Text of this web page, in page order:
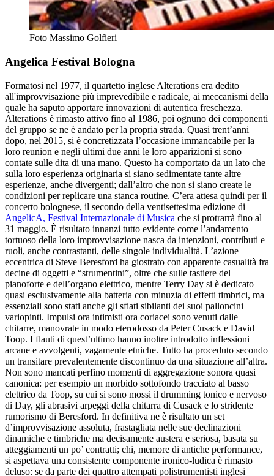
Foto Massimo Golfieri
Angelica Festival Bologna
Formatosi nel 1977, il quartetto inglese Alterations era dedito
all'improvvisazione più imprevedibile e radicale, ai meccanismi della
quale ha saputo apportare innovazioni di autentica freschezza.
Alterations è rimasto attivo fino al 1986, poi ognuno dei componenti
del gruppo se ne è andato per la propria strada. Quasi trent’anni
dopo, nel 2015, si è concretizzata l’occasione immancabile per la
loro reunion e negli ultimi due anni le loro apparizioni si sono
contate sulle dita di una mano. Questo ha comportato da un lato che
sulla loro esperienza originaria si siano sedimentate tante altre
esperienze, anche divergenti; dall’altro che non si siano create le
condizioni per replicare una stanca routine. C’era attesa quindi per il
concerto bolognese, il secondo della ventisettesima edizione di
AngelicA, Festival Internazionale di Musica che si protrarrà fino al
31 maggio. È risultato innanzi tutto evidente come l’andamento
tortuoso della loro improvvisazione nasca da intenzioni, contributi e
ruoli, anche contrastanti, delle singole individualità. L’azione
eccentrica di Steve Beresford ha giostrato con apparente casualità fra
decine di oggetti e “strumentini”, oltre che sulle tastiere del
pianoforte e dell’organo elettrico, mentre Terry Day si è dedicato
quasi esclusivamente alla batteria con minuzia di effetti timbrici, ma
essenziali sono stati anche gli sfiati sibilanti dei suoi palloncini
variopinti. Impulsi ora intimisti ora coriacei sono venuti dalle
chitarre, manovrate in modo eterodosso da Peter Cusack e David
Toop. I flauti di quest’ultimo hanno inoltre introdotto inflessioni
arcane e avvolgenti, vagamente etniche. Tutto ha proceduto secondo
un transitare prevalentemente discontinuo da una situazione all’altra.
Non sono mancati perfino momenti di aggregazione sonora quasi
canonica: per esempio un morbido sottofondo tracciato al basso
elettrico da Toop, su cui si sono mossi il drumming tonico e nervoso
di Day, gli abrasivi arpeggi della chitarra di Cusack e lo stridente
rumorismo di Beresford. In definitiva ne è risultato un set
d’improvvisazione assoluta, frastagliata nelle sue declinazioni
dinamiche e timbriche ma decisamente austera e seriosa, basata su
atteggiamenti un po’ contratti; chi, memore di antiche performance,
si aspettava una consistente componente ironico-ludica è rimasto
deluso: se da parte dei quattro attempati polistrumentisti inglesi